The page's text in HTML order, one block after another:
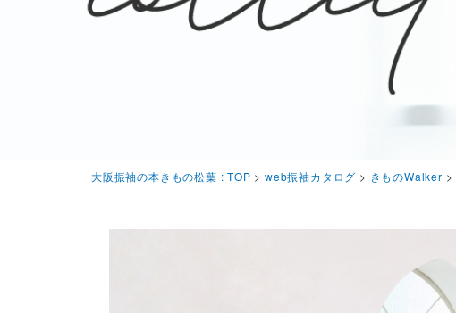
大阪振袖の本きもの松葉 : TOP >web振袖カタログ > きものWalker >